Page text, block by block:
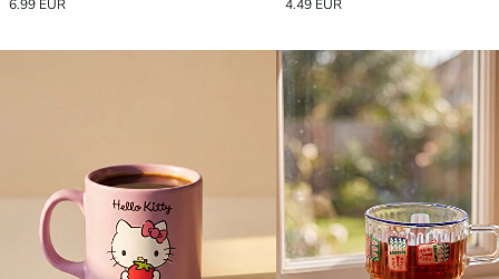
6.99 EUR
4.49 EUR